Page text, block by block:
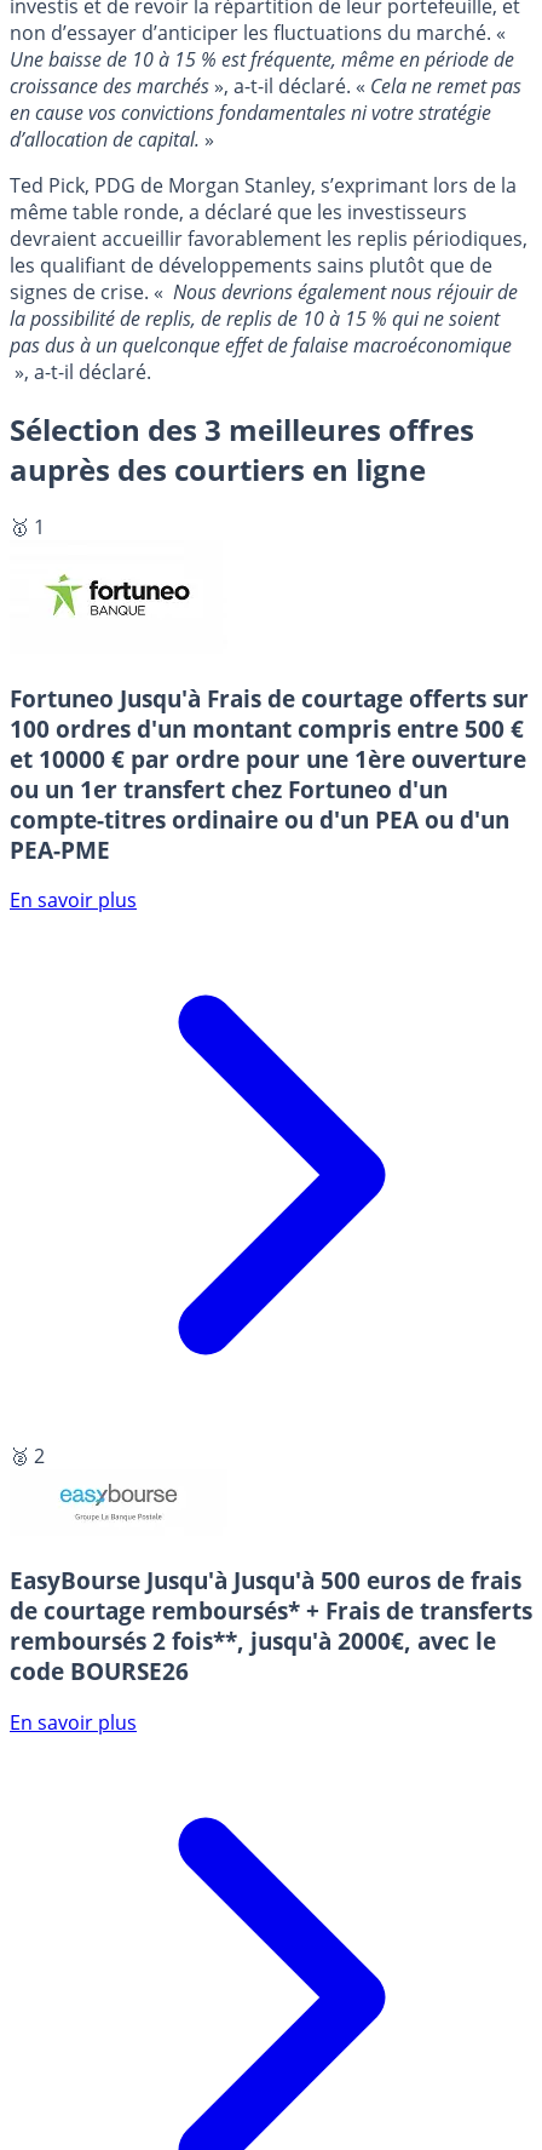
investis et de revoir la répartition de leur portefeuille, et
non d’essayer d’anticiper les fluctuations du marché. «
Une baisse de 10 à 15 % est fréquente, même en période de
croissance des marchés», a-t-il déclaré. « Cela ne remet pas
en cause vos convictions fondamentales ni votre stratégie
d’allocation de capital. »
Ted Pick, PDG de Morgan Stanley, s’exprimant lors de la
même table ronde, a déclaré que les investisseurs
devraient accueillir favorablement les replis périodiques,
les qualifiant de développements sains plutôt que de
signes de crise. « Nous devrions également nous réjouir de
la possibilité de replis, de replis de 10 à 15 % qui ne soient
pas dus à un quelconque effet de falaise macroéconomique
», a-t-il déclaré.
Sélection des 3 meilleures offres
auprès des courtiers en ligne
🥇 1
Fortuneo Jusqu'à Frais de courtage offerts sur
100 ordres d'un montant compris entre 500 €
et 10000 € par ordre pour une 1ère ouverture
ou un 1er transfert chez Fortuneo d'un
compte-titres ordinaire ou d'un PEA ou d'un
PEA-PME
En savoir plus
🥈 2
EasyBourse Jusqu'à Jusqu'à 500 euros de frais
de courtage remboursés* + Frais de transferts
remboursés 2 fois**, jusqu'à 2000€, avec le
code BOURSE26
En savoir plus